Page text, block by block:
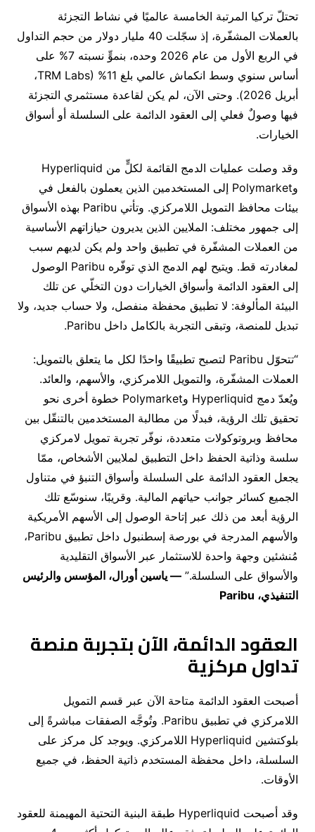
تحتلّ تركيا المرتبة الخامسة عالميًا في نشاط التجزئة
بالعملات المشفّرة، إذ سجّلت 40 مليار دولار من حجم التداول
في الربع الأول من عام 2026 وحده، بنموٍّ نسبته 7%
على
أساس سنوي وسط انكماش عالمي بلغ 11% (
TRM Labs،
أبريل 2026).
وحتى الآن، لم يكن لقاعدة مستثمري التجزئة
فيها وصولٌ فعلي إلى العقود الدائمة على السلسلة أو أسواق
الخيارات.
وقد وصلت عمليات الدمج القائمة لكلٍّ من Hyperliquid
وPolymarket إلى المستخدمين الذين يعملون بالفعل في
بيئات محافظ التمويل اللامركزي. وتأتي Paribu بهذه الأسواق
إلى جمهور مختلف: الملايين الذين يديرون حيازاتهم الأساسية
من العملات المشفّرة في تطبيق واحد ولم يكن لديهم سبب
لمغادرته قط. ويتيح لهم الدمج الذي توفّره Paribu الوصول
إلى العقود الدائمة وأسواق الخيارات دون التخلّي عن تلك
البيئة المألوفة: لا تطبيق محفظة منفصل، ولا حساب جديد، ولا
تبديل للمنصة، وتبقى التجربة بالكامل داخل Paribu
.
“تتحوّل Paribu لتصبح تطبيقًا واحدًا لكل ما يتعلق بالتمويل:
العملات المشفّرة، والتمويل اللامركزي، والأسهم، والعائد.
ويُعدّ دمج Hyperliquid وPolymarket خطوة أخرى نحو
تحقيق تلك الرؤية، فبدلًا من مطالبة المستخدمين بالتنقّل بين
محافظ وبروتوكولات متعددة، نوفّر تجربة تمويل لامركزي
سلسة وذاتية الحفظ داخل التطبيق لملايين الأشخاص، ممّا
يجعل العقود الدائمة على السلسلة وأسواق التنبؤ في متناول
الجميع كسائر جوانب حياتهم المالية. وقريبًا، سنوسّع تلك
الرؤية أبعد من ذلك عبر إتاحة الوصول إلى الأسهم الأمريكية
والأسهم المدرجة في بورصة إسطنبول داخل تطبيق Paribu،
مُنشئين وجهة واحدة للاستثمار عبر الأسواق التقليدية
والأسواق على السلسلة.”
— ياسين أورال، المؤسس والرئيس
التنفيذي، Paribu
العقود الدائمة، الآن بتجربة منصة
تداول مركزية
أصبحت العقود الدائمة متاحة الآن عبر قسم التمويل
اللامركزي في تطبيق Paribu
. وتُوجَّه الصفقات مباشرةً إلى
بلوكتشين Hyperliquid اللامركزي. ويوجد كل مركز على
السلسلة، داخل محفظة المستخدم ذاتية الحفظ، في جميع
الأوقات.
وقد أصبحت Hyperliquid طبقة البنية التحتية المهيمنة للعقود